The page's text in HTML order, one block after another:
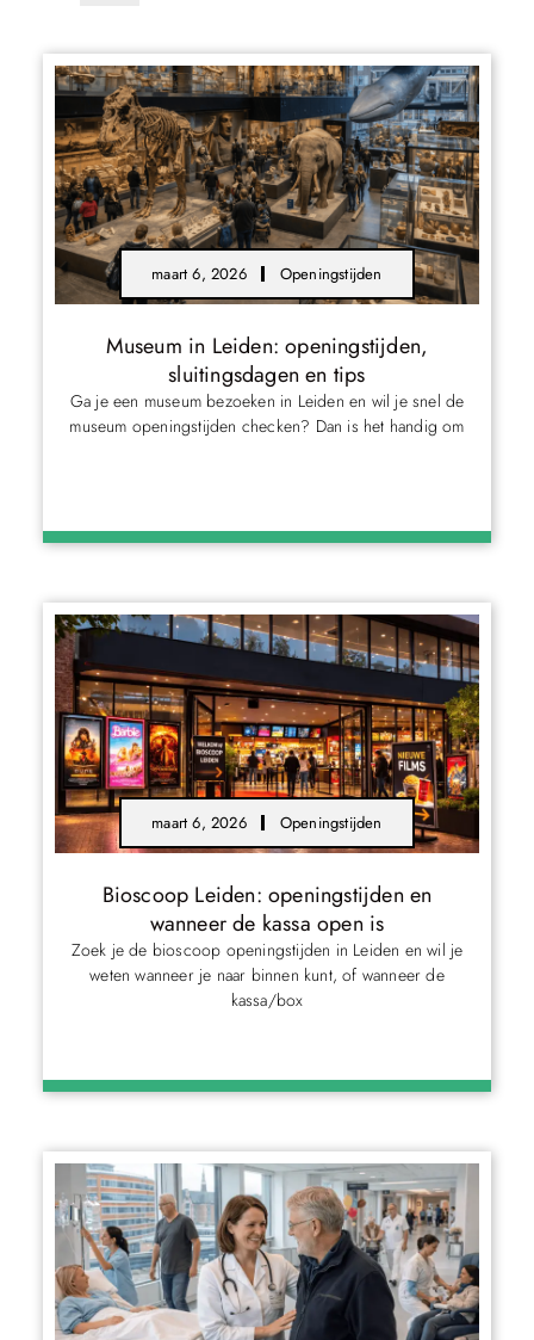
maart 6, 2026 Openingstijden
Museum in Leiden: openingstijden,
sluitingsdagen en tips
Ga je een museum bezoeken in Leiden en wil je snel de
museum openingstijden checken? Dan is het handig om
maart 6, 2026 Openingstijden
Bioscoop Leiden: openingstijden en
wanneer de kassa open is
Zoek je de bioscoop openingstijden in Leiden en wil je
weten wanneer je naar binnen kunt, of wanneer de
kassa/box